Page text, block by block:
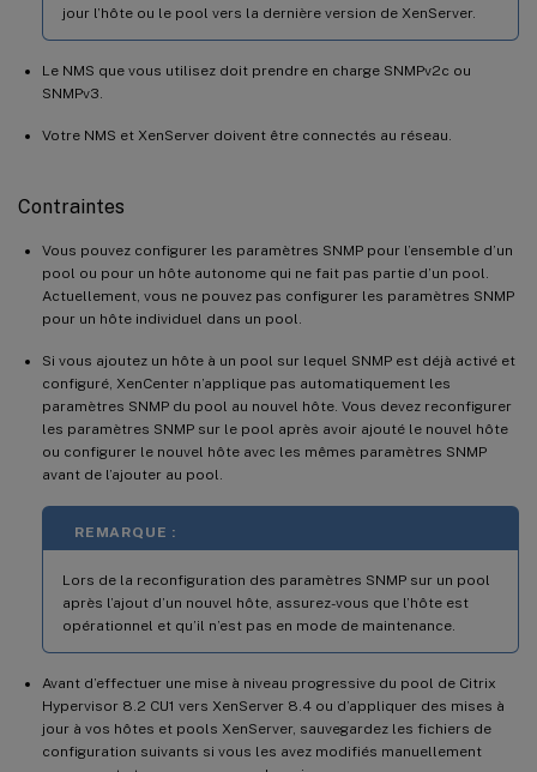
jour l’hôte ou le pool vers la dernière version de XenServer.
Le NMS que vous utilisez doit prendre en charge SNMPv2c ou
SNMPv3.
Votre NMS et XenServer doivent être connectés au réseau.
Contraintes
Vous pouvez configurer les paramètres SNMP pour l’ensemble d’un
pool ou pour un hôte autonome qui ne fait pas partie d’un pool.
Actuellement, vous ne pouvez pas configurer les paramètres SNMP
pour un hôte individuel dans un pool.
Si vous ajoutez un hôte à un pool sur lequel SNMP est déjà activé et
configuré, XenCenter n’applique pas automatiquement les
paramètres SNMP du pool au nouvel hôte. Vous devez reconfigurer
les paramètres SNMP sur le pool après avoir ajouté le nouvel hôte
ou configurer le nouvel hôte avec les mêmes paramètres SNMP
avant de l’ajouter au pool.
REMARQUE :
Lors de la reconfiguration des paramètres SNMP sur un pool
après l’ajout d’un nouvel hôte, assurez-vous que l’hôte est
opérationnel et qu’il n’est pas en mode de maintenance.
Avant d’effectuer une mise à niveau progressive du pool de Citrix
Hypervisor 8.2 CU1 vers XenServer 8.4 ou d’appliquer des mises à
jour à vos hôtes et pools XenServer, sauvegardez les fichiers de
configuration suivants si vous les avez modifiés manuellement